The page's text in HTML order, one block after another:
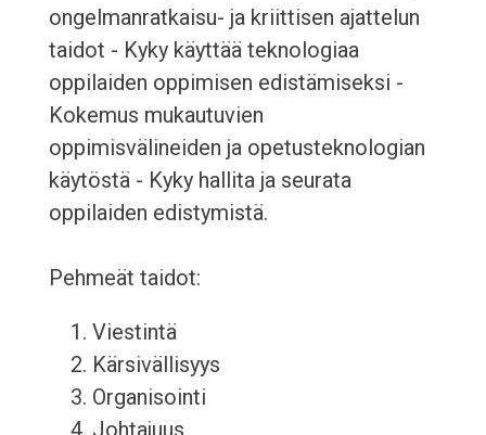
ongelmanratkaisu- ja kriittisen ajattelun
taidot - Kyky käyttää teknologiaa
oppilaiden oppimisen edistämiseksi -
Kokemus mukautuvien
oppimisvälineiden ja opetusteknologian
käytöstä - Kyky hallita ja seurata
oppilaiden edistymistä.
Pehmeät taidot:
Viestintä
Kärsivällisyys
Organisointi
Johtajuus